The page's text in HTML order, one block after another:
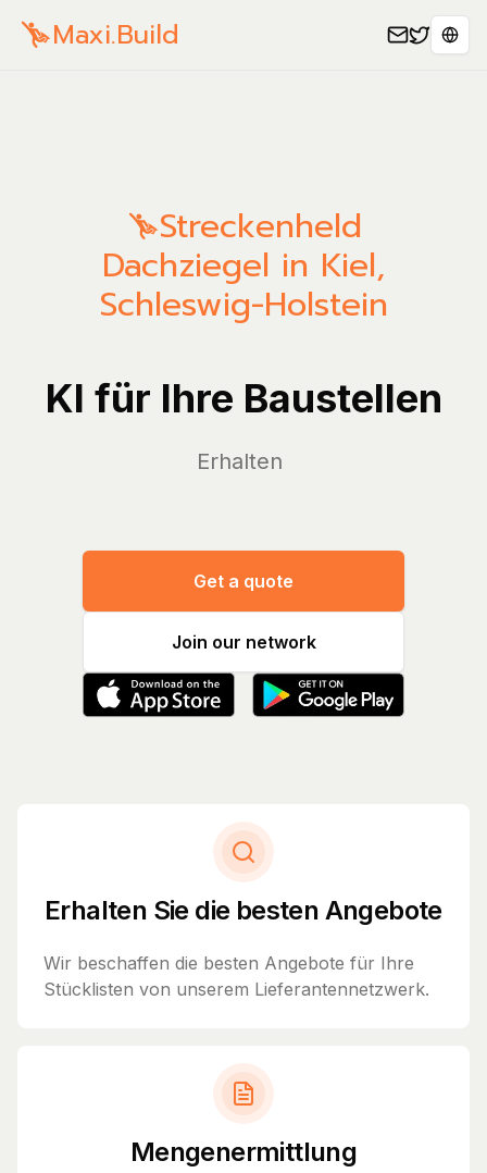
Maxi.Build
Streckenheld
Dachziegel in Kiel,
Schleswig-Holstein
KI für Ihre Baustellen
Ve
Get a quote
Join our network
Erhalten Sie die besten Angebote
Wir beschaffen die besten Angebote für Ihre
Stücklisten von unserem Lieferantennetzwerk.
Mengenermittlung